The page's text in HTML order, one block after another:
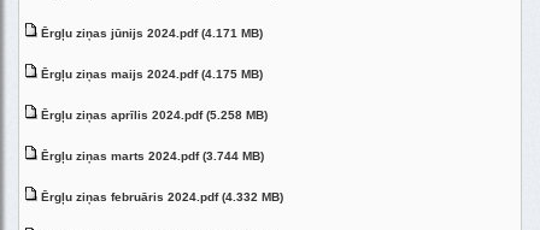
Ērgļu ziņas jūnijs 2024.pdf (4.171 MB)
Ērgļu ziņas maijs 2024.pdf (4.175 MB)
Ērgļu ziņas aprīlis 2024.pdf (5.258 MB)
Ērgļu ziņas marts 2024.pdf (3.744 MB)
Ērgļu ziņas februāris 2024.pdf (4.332 MB)